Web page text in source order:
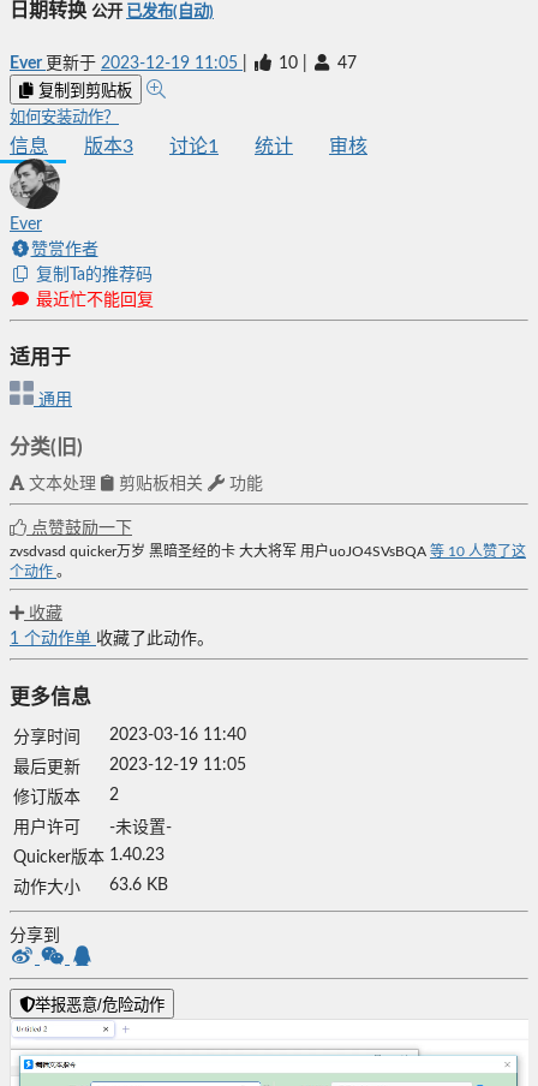
日期转换 公开 已发布(自动)
Ever 更新于 2023-12-19 11:05 10 47
复制到剪贴板
如何安装动作？
信息 版本3 讨论1 统计 审核
Ever
赞赏作者
复制Ta的推荐码
最近忙不能回复
适用于
通用
分类(旧)
文本处理 剪贴板相关 功能
点赞鼓励一下
zvsdvasd quicker万岁 黑暗圣经的卡 大大将军 用户uoJO4SVsBQA 等 10 人赞了这
个动作 。
收藏
1 个动作单 收藏了此动作。
更多信息
分享时间
2023-03-16 11:40
最后更新
2023-12-19 11:05
修订版本
2
用户许可
-未设置-
Quicker版本 1.40.23
动作大小
63.6 KB
分享到
举报恶意/危险动作